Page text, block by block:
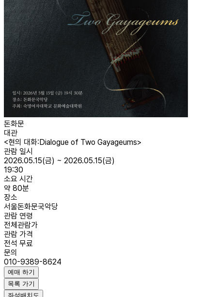
돈화문
대관
<현의 대화:Dialogue of Two Gayageums>
관람 일시
2026.05.15(금) ~ 2026.05.15(금)
19:30
소요 시간
약 80분
장소
서울돈화문국악당
관람 연령
전체관람가
관람 가격
전석 무료
문의
010-9389-8624
예매 하기
목록 가기
좌석배치도